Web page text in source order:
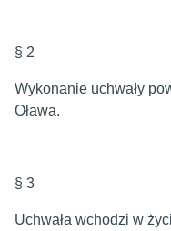
§ 2
Wykonanie uchwały
Oława.
§ 3
Uchwała wchodzi w